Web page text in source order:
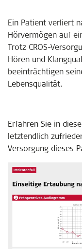
Ein Patient verliert
Hörvermögen auf
Trotz CROS-
Hören und
beeinträchtigen
Lebensqualität.
Erfahren Sie in
letztendlich
Versorgung dieses